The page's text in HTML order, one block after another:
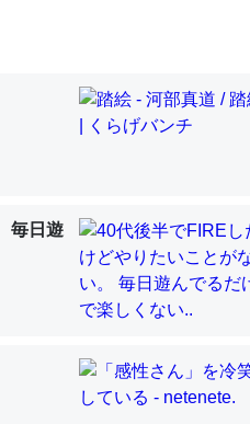
い分量。進化すればするほど分かり
いないのか」に関する新仮説
に不利だから両方が拮抗してるので
毎日遊